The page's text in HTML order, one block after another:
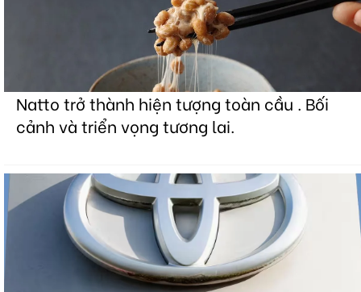
Natto trở thành hiện tượng toàn cầu . Bối
cảnh và triển vọng tương lai.